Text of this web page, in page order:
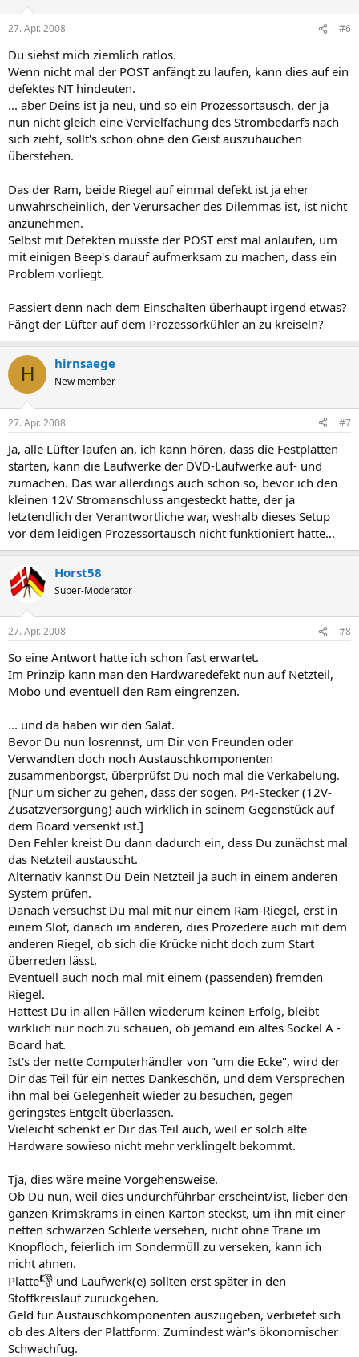
27. Apr. 2008 #6
Du siehst mich ziemlich ratlos.
Wenn nicht mal der POST anfängt zu laufen, kann dies auf ein
defektes NT hindeuten.
... aber Deins ist ja neu, und so ein Prozessortausch, der ja
nun nicht gleich eine Vervielfachung des Strombedarfs nach
sich zieht, sollt's schon ohne den Geist auszuhauchen
überstehen.
Das der Ram, beide Riegel auf einmal defekt ist ja eher
unwahrscheinlich, der Verursacher des Dilemmas ist, ist nicht
anzunehmen.
Selbst mit Defekten müsste der POST erst mal anlaufen, um
mit einigen Beep's darauf aufmerksam zu machen, dass ein
Problem vorliegt.
Passiert denn nach dem Einschalten überhaupt irgend etwas?
Fängt der Lüfter auf dem Prozessorkühler an zu kreiseln?
H hirnsaege
New member
27. Apr. 2008 #7
Ja, alle Lüfter laufen an, ich kann hören, dass die Festplatten
starten, kann die Laufwerke der DVD-Laufwerke auf- und
zumachen. Das war allerdings auch schon so, bevor ich den
kleinen 12V Stromanschluss angesteckt hatte, der ja
letztendlich der Verantwortliche war, weshalb dieses Setup
vor dem leidigen Prozessortausch nicht funktioniert hatte...
Horst58
Super-Moderator
27. Apr. 2008 #8
So eine Antwort hatte ich schon fast erwartet.
Im Prinzip kann man den Hardwaredefekt nun auf Netzteil,
Mobo und eventuell den Ram eingrenzen.
... und da haben wir den Salat.
Bevor Du nun losrennst, um Dir von Freunden oder
Verwandten doch noch Austauschkomponenten
zusammenborgst, überprüfst Du noch mal die Verkabelung.
[Nur um sicher zu gehen, dass der sogen. P4-Stecker (12V-
Zusatzversorgung) auch wirklich in seinem Gegenstück auf
dem Board versenkt ist.]
Den Fehler kreist Du dann dadurch ein, dass Du zunächst mal
das Netzteil austauscht.
Alternativ kannst Du Dein Netzteil ja auch in einem anderen
System prüfen.
Danach versuchst Du mal mit nur einem Ram-Riegel, erst in
einem Slot, danach im anderen, dies Prozedere auch mit dem
anderen Riegel, ob sich die Krücke nicht doch zum Start
überreden lässt.
Eventuell auch noch mal mit einem (passenden) fremden
Riegel.
Hattest Du in allen Fällen wiederum keinen Erfolg, bleibt
wirklich nur noch zu schauen, ob jemand ein altes Sockel A -
Board hat.
Ist's der nette Computerhändler von "um die Ecke", wird der
Dir das Teil für ein nettes Dankeschön, und dem Versprechen
ihn mal bei Gelegenheit wieder zu besuchen, gegen
geringstes Entgelt überlassen.
Vieleicht schenkt er Dir das Teil auch, weil er solch alte
Hardware sowieso nicht mehr verklingelt bekommt.
Tja, dies wäre meine Vorgehensweise.
Ob Du nun, weil dies undurchführbar erscheint/ist, lieber den
ganzen Krimskrams in einen Karton steckst, um ihn mit einer
netten schwarzen Schleife versehen, nicht ohne Träne im
Knopfloch, feierlich im Sondermüll zu verseken, kann ich
nicht ahnen.
Platte👎 und Laufwerk(e) sollten erst später in den
Stoffkreislauf zurückgehen.
Geld für Austauschkomponenten auszugeben, verbietet sich
ob des Alters der Plattform. Zumindest wär's ökonomischer
Schwachfug.